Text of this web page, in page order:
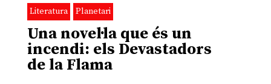
Literatura Planetari
Una novel·la que és un
incendi: els Devastadors
de la Flama